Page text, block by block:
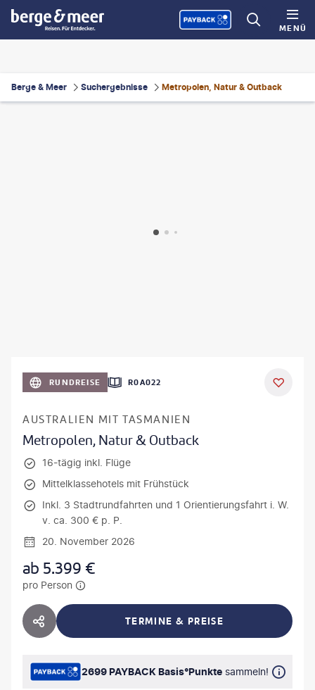
MENÜ
Berge & Meer Suchergebnisse Metropolen, Natur & Outback
RUNDREISE R0A022
AUSTRALIEN MIT TASMANIEN
Metropolen, Natur & Outback
16-tägig inkl. Flüge
Mittelklassehotels mit Frühstück
Inkl. 3 Stadtrundfahrten und 1 Orientierungsfahrt i. W.
v. ca. 300 € p. P.
20. November 2026
ab 5.399 €
pro Person
HOTEL TEILEN TERMINE & PREISE
2699 PAYBACK Basis°Punkte sammeln!